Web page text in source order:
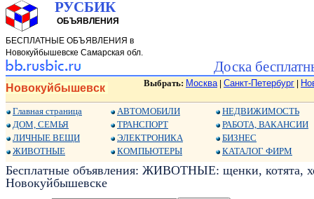
РУСБИК
ОБЪЯВЛЕНИЯ
БЕСПЛАТНЫЕ ОБЪЯВЛЕНИЯ в
Новокуйбышевске Самарская обл.
Доска
Новокуйбышевск Выбрать: Москва| Санкт-Петербург
Главная страница
ДОМ, СЕМЬЯ
ЛИЧНЫЕ ВЕЩИ
ЖИВОТНЫЕ
АВТОМОБИЛИ
ТРАНСПОРТ
ЭЛЕКТРОНИКА
КОМПЬЮТЕРЫ
НЕДВИЖИМОСТЬ
РАБОТА, ВАКАНСИИ
БИЗНЕС
КАТАЛОГ ФИРМ
Бесплатные объявления: ЖИВОТНЫЕ: щенки, котята,
Новокуйбышевске